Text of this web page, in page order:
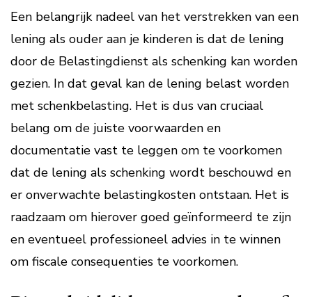
Een belangrijk nadeel van het verstrekken van een
lening als ouder aan je kinderen is dat de lening
door de Belastingdienst als schenking kan worden
gezien. In dat geval kan de lening belast worden
met schenkbelasting. Het is dus van cruciaal
belang om de juiste voorwaarden en
documentatie vast te leggen om te voorkomen
dat de lening als schenking wordt beschouwd en
er onverwachte belastingkosten ontstaan. Het is
raadzaam om hierover goed geïnformeerd te zijn
en eventueel professioneel advies in te winnen
om fiscale consequenties te voorkomen.